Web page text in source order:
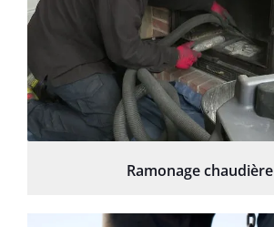
Ramonage chaudière